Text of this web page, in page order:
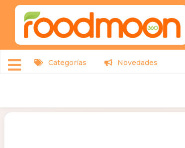
Categorías Novedades